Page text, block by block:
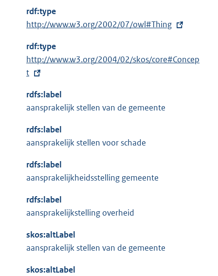
l
n
k
:
e
r
e
l
n
k
rdf:type
E
t
e
r
i
n
:
http://www.w3.org/2002/07/owl#Thing
rdf:type
E
x
e
r
i
n
:
http://www.w3.org/2004/02/skos/core#Concep
t
rdfs:label
aansprakelijk stellen van de gemeente
rdfs:label
aansprakelijk stellen voor schade
rdfs:label
aansprakelijkheidsstelling gemeente
rdfs:label
aansprakelijkstelling overheid
skos:altLabel
aansprakelijk stellen van de gemeente
skos:altLabel